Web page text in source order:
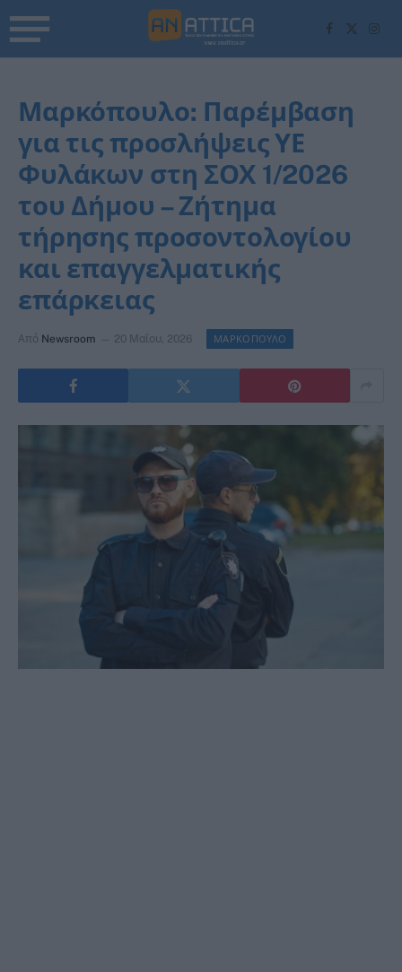
Facebook
X
(Twitter)
Μαρκόπουλο: Παρέμβαση
για τις προσλήψεις ΥΕ
Φυλάκων στη ΣΟΧ 1/2026
του Δήμου – Ζήτημα
τήρησης προσοντολογίου
και επαγγελματικής
επάρκειας
Από Newsroom 20 Μαΐου, 2026 ΜΑΡΚΟΠΟΥΛΟ